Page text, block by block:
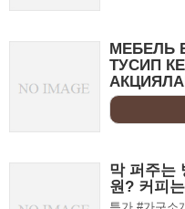
МЕБЕЛЬ
ТУСИП
막 퍼주는
원? 커피